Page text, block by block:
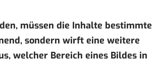
müssen die Inhalte bestimmte
sondern wirft eine weitere
welcher Bereich eines Bildes in